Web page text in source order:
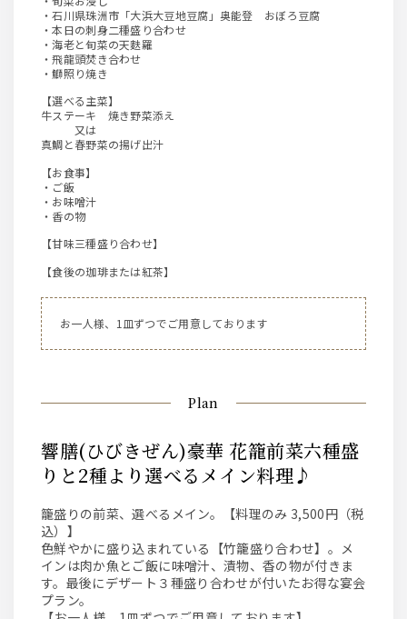
・石川県珠洲市「大浜大豆地豆腐」奥能登 おぼろ豆腐
・本日の刺身二種盛り合わせ
・海老と旬菜の天麩羅
・飛龍頭焚き合わせ
・鰤照り焼き
【選べる主菜】
牛ステーキ 焼き野菜添え
又は
真鯛と春野菜の揚げ出汁
【お食事】
・ご飯
・お味噌汁
・香の物
【甘味三種盛り合わせ】
【食後の珈琲または紅茶】
お一人様、1皿ずつでご用意しております
Plan
響膳(ひびきぜん)豪華 花籠前菜六種盛
りと2種より選べるメイン料理♪
籠盛りの前菜、選べるメイン。【料理のみ 3,500円（税
込）】
色鮮やかに盛り込まれている【竹籠盛り合わせ】。メ
インは肉か魚とご飯に味噌汁、漬物、香の物が付きま
す。最後にデザート３種盛り合わせが付いたお得な宴会
プラン。